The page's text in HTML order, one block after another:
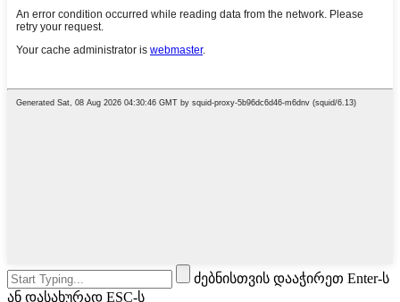
ძებნისთვის დააჭირეთ Enter-ს
ან დასახურად ESC-ს